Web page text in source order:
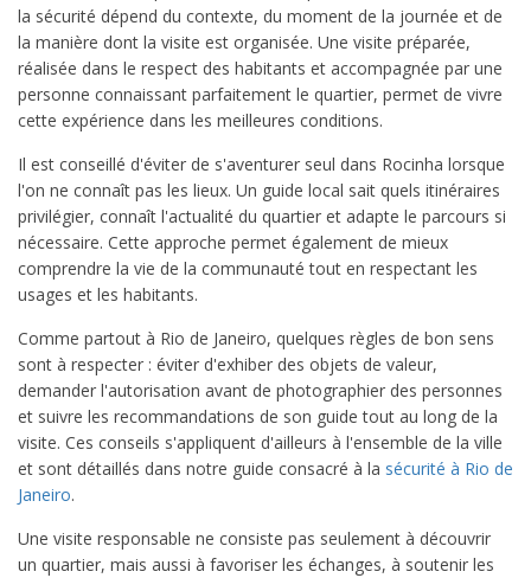
la sécurité dépend du contexte, du moment de la journée et de
la manière dont la visite est organisée. Une visite préparée,
réalisée dans le respect des habitants et accompagnée par une
personne connaissant parfaitement le quartier, permet de vivre
cette expérience dans les meilleures conditions.
Il est conseillé d'éviter de s'aventurer seul dans Rocinha lorsque
l'on ne connaît pas les lieux. Un guide local sait quels itinéraires
privilégier, connaît l'actualité du quartier et adapte le parcours si
nécessaire. Cette approche permet également de mieux
comprendre la vie de la communauté tout en respectant les
usages et les habitants.
Comme partout à Rio de Janeiro, quelques règles de bon sens
sont à respecter : éviter d'exhiber des objets de valeur,
demander l'autorisation avant de photographier des personnes
et suivre les recommandations de son guide tout au long de la
visite. Ces conseils s'appliquent d'ailleurs à l'ensemble de la ville
et sont détaillés dans notre guide consacré à la sécurité à Rio de
Janeiro.
Une visite responsable ne consiste pas seulement à découvrir
un quartier, mais aussi à favoriser les échanges, à soutenir les